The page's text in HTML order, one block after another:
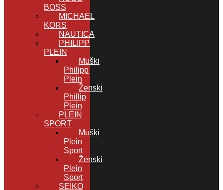
BOSS
MICHAEL
KORS
NAUTICA
PHILIPP
PLEIN
Muški
Philipp
Plein
Ženski
Phillip
Plein
PLEIN
SPORT
Muški
Plein
Sport
Ženski
Plein
Sport
SEIKO